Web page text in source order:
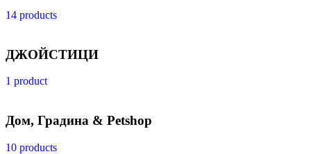
14 products
ДЖОЙСТИЦИ
1 product
Дом, Градина & Petshop
10 products